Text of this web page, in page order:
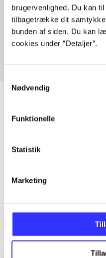
brugervenlighed. Du kan
tilbagetrække dit samtykke
bunden af siden. Du kan
cookies under ”Detaljer”.
Nødvendig
Funktionelle
Statistik
Marketing
Artikler med
Fra
...